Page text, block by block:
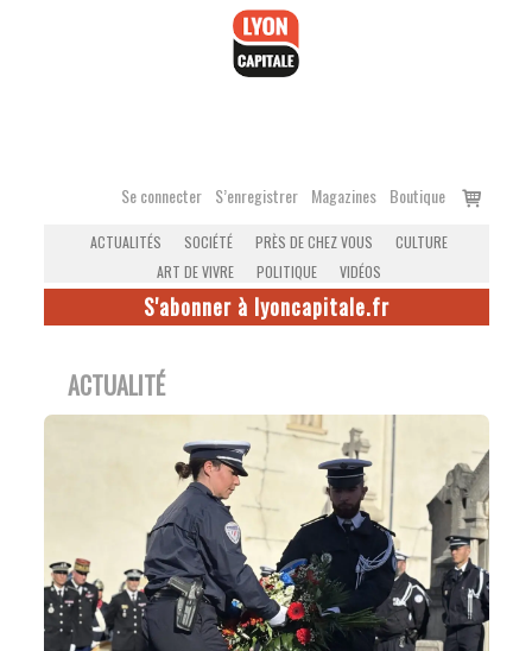
Se connecter S’enregistrer Magazines Boutique
Voir
ACTUALITÉS SOCIÉTÉ PRÈS DE CHEZ VOUS
CULTURE
ART DE VIVRE
POLITIQUE VIDÉOS
S'abonner à lyoncapitale.fr
ACTUALITÉ